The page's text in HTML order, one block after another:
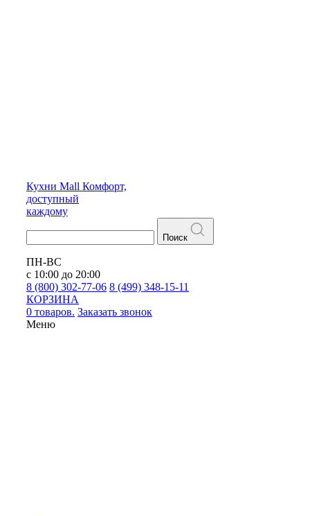
Кухни Mall Комфорт,
доступный
каждому
Поиск
ПН-ВС
с 10:00 до 20:00
8 (800) 302-77-06 8 (499) 348-15-11
КОРЗИНА
0 товаров. Заказать звонок
Меню